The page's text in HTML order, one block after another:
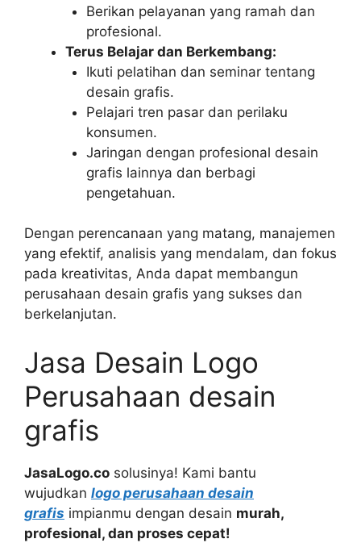
Berikan pelayanan yang ramah dan
profesional.
Terus Belajar dan Berkembang:
Ikuti pelatihan dan seminar tentang
desain grafis.
Pelajari tren pasar dan perilaku
konsumen.
Jaringan dengan profesional desain
grafis lainnya dan berbagi
pengetahuan.
Dengan perencanaan yang matang, manajemen
yang efektif, analisis yang mendalam, dan fokus
pada kreativitas, Anda dapat membangun
perusahaan desain grafis yang sukses dan
berkelanjutan.
Jasa Desain Logo
Perusahaan desain
grafis
JasaLogo.co solusinya! Kami bantu
wujudkan logo perusahaan desain
grafis impianmu dengan desain murah,
profesional, dan proses cepat!